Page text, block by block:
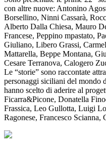
con altre nuove: Antonino
Borsellino, Ninni Cassarà,
Alberto Dalla Chiesa, Mauro
Francese, Peppino mpastato,
Giuliano, Libero Grassi,
Mattarella, Beppe Montana,
Cesare Terranova, Calogero
Le “storie” sono raccontate
personaggi siciliani del mondo
hanno scelto di aderire al
Ficarra&Picone, Donatella
Frassica, Leo Gullotta, Luigi
Ragonese, Francesco Scianna,